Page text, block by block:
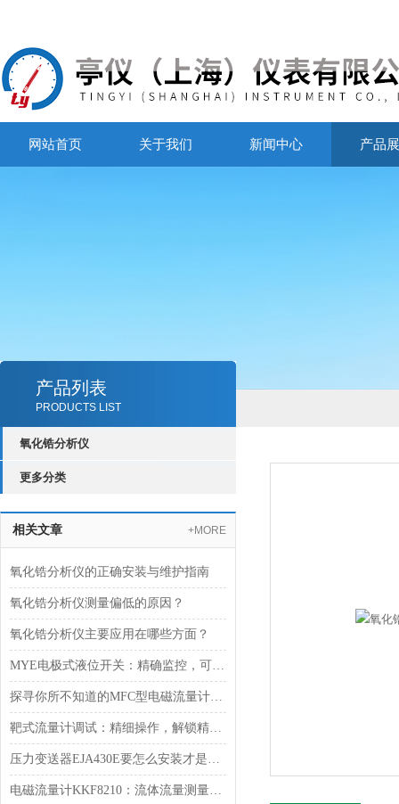
网站首页 关于我们 新闻中心 产品
产品列表
PRODUCTS LIST
氧化锆分析仪
更多分类
相关文章 +MORE
氧化锆分析仪的正确安装与维护指南
氧化锆分析仪测量偏低的原因？
氧化锆分析仪主要应用在哪些方面？
MYE电极式液位开关：精确监控，可靠操作
探寻你所不知道的MFC型电磁流量计的测量原理
靶式流量计调试：精细操作，解锁精准计量
压力变送器EJA430E要怎么安装才是对的？
电磁流量计KKF8210：流体流量测量的技术突破者